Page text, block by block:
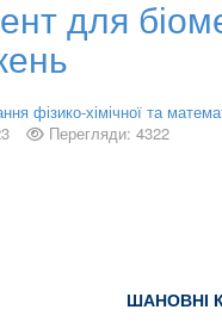
для
фізико-хімічної та
Перегляди: 4322
ШАНОВНІ